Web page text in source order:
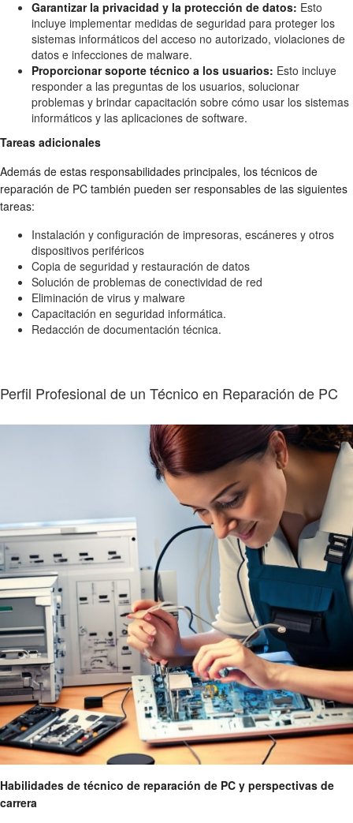
Garantizar la privacidad y la protección de datos: Esto
incluye implementar medidas de seguridad para proteger los
sistemas informáticos del acceso no autorizado, violaciones de
datos e infecciones de malware.
Proporcionar soporte técnico a los usuarios: Esto incluye
responder a las preguntas de los usuarios, solucionar
problemas y brindar capacitación sobre cómo usar los sistemas
informáticos y las aplicaciones de software.
Tareas adicionales
Además de estas responsabilidades principales, los técnicos de
reparación de PC también pueden ser responsables de las siguientes
tareas:
Instalación y configuración de impresoras, escáneres y otros
dispositivos periféricos
Copia de seguridad y restauración de datos
Solución de problemas de conectividad de red
Eliminación de virus y malware
Capacitación en seguridad informática.
Redacción de documentación técnica.
Perfil Profesional de un Técnico en Reparación de PC
Habilidades de técnico de reparación de PC y perspectivas de
carrera